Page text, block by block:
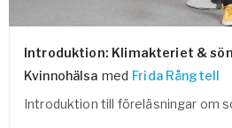
Introduktion: Klimakteriet &
Kvinnohälsa med Frida Rångtell
Introduktion till föreläsningar om